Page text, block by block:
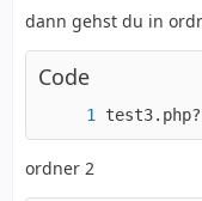
dann gehst du in
Code
ordner 2